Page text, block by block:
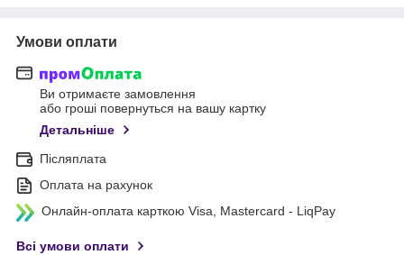
Умови оплати
Ви отримаєте замовлення
або гроші повернуться на вашу картку
Детальніше
Післяплата
Оплата на рахунок
Онлайн-оплата карткою Visa, Mastercard - LiqPay
Всі умови оплати